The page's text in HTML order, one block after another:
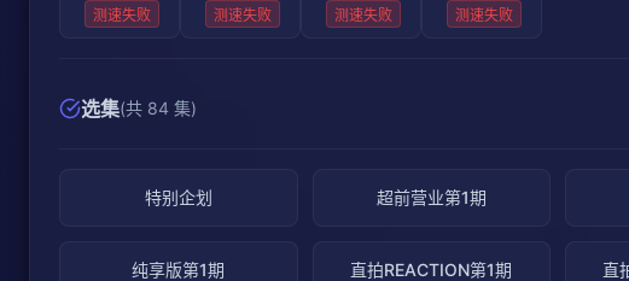
测速失败 测速失败 测速失败 测速失败
选集(共 84 集)
特别企划 超前营业第1期
纯享版第1期 直拍REACTION第1期 直